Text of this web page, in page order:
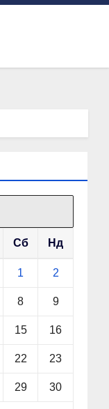
Сб Нд
1 2
8 9
15 16
22 23
29 30